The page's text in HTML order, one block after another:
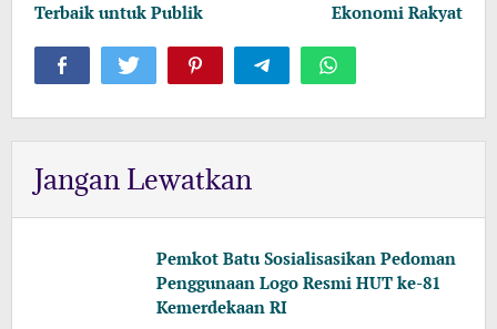
Terbaik untuk Publik
Ekonomi Rakyat
Jangan Lewatkan
Pemkot Batu Sosialisasikan Pedoman
Penggunaan Logo Resmi HUT ke-81
Kemerdekaan RI